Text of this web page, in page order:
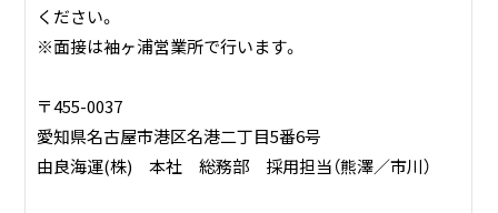
ください。
※面接は袖ヶ浦営業所で行います。
〒455-0037
愛知県名古屋市港区名港二丁目5番6号
由良海運(株) 本社 総務部 採用担当（熊澤／市川）